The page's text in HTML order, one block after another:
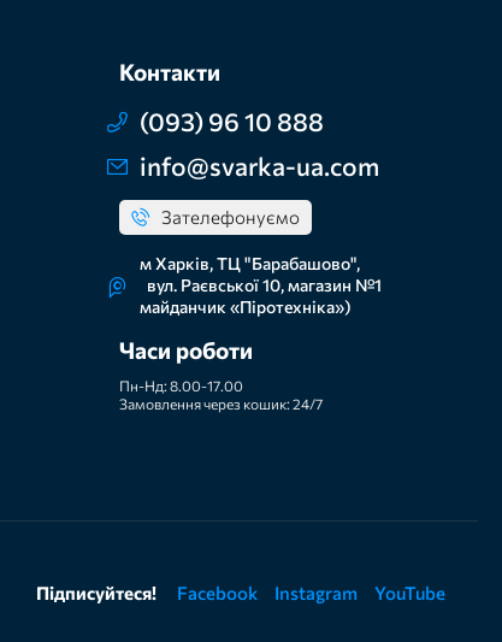
Контакти
(093) 96 10 888
info@svarka-ua.com
Зателефонуємо
м Харків, ТЦ "Барабашово",
вул. Раєвської 10, магазин №1
майданчик «Піротехніка»)
Часи роботи
Пн-Нд: 8.00-17.00
Замовлення через кошик: 24/7
Підписуйтеся! Facebook Instagram YouTube